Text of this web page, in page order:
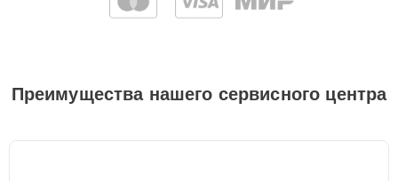
Преимущества нашего сервисного центра